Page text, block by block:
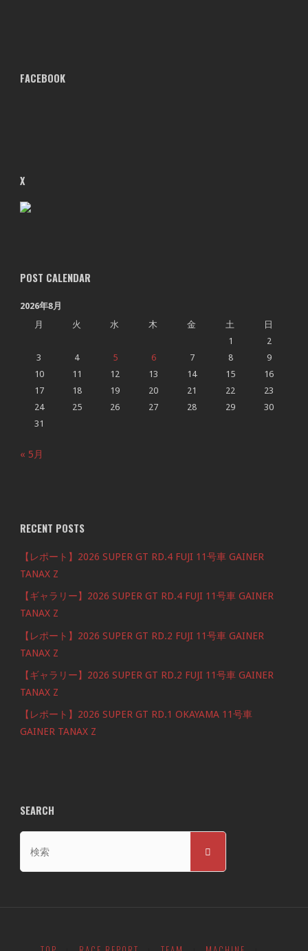
FACEBOOK
X
POST CALENDAR
2026年8月
月
火 水 木 金 土
日
1
2
3
4 5 6 7 8
9
10
11 12 13 14 15
16
17
18 19 20 21 22
23
24
25 26 27 28 29
30
31
« 5月
RECENT POSTS
【レポート】2026 SUPER GT RD.4 FUJI 11号車 GAINER
TANAX Z
【ギャラリー】2026 SUPER GT RD.4 FUJI 11号車 GAINER
TANAX Z
【レポート】2026 SUPER GT RD.2 FUJI 11号車 GAINER
TANAX Z
【ギャラリー】2026 SUPER GT RD.2 FUJI 11号車 GAINER
TANAX Z
【レポート】2026 SUPER GT RD.1 OKAYAMA 11号車
GAINER TANAX Z
SEARCH
対
検